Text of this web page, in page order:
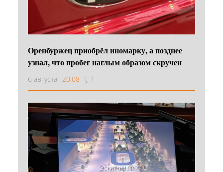
Оренбуржец приобрёл иномарку, а позднее
узнал, что пробег наглым образом скручен
6 августа 20:08